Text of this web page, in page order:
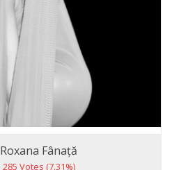
Roxana Fânață
285 Votes (7.31%)